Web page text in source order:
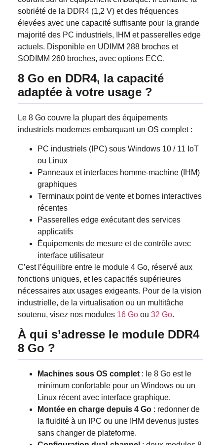
sobriété de la DDR4 (1,2 V) et des fréquences
élevées avec une capacité suffisante pour la grande
majorité des PC industriels, IHM et passerelles edge
actuels. Disponible en UDIMM 288 broches et
SODIMM 260 broches, avec options ECC.
8 Go en DDR4, la capacité
adaptée à votre usage ?
Le 8 Go couvre la plupart des équipements
industriels modernes embarquant un OS complet :
PC industriels (IPC) sous Windows 10 / 11 IoT
ou Linux
Panneaux et interfaces homme-machine (IHM)
graphiques
Terminaux point de vente et bornes interactives
récentes
Passerelles edge exécutant des services
applicatifs
Équipements de mesure et de contrôle avec
interface utilisateur
C’est l’équilibre entre le module 4 Go, réservé aux
fonctions uniques, et les capacités supérieures
nécessaires aux usages exigeants. Pour de la vision
industrielle, de la virtualisation ou un multitâche
soutenu, visez nos modules 16 Go ou 32 Go.
À qui s’adresse le module DDR4
8 Go ?
Machines sous OS complet : le 8 Go est le
minimum confortable pour un Windows ou un
Linux récent avec interface graphique.
Montée en charge depuis 4 Go : redonner de
la fluidité à un IPC ou une IHM devenus justes
sans changer de plateforme.